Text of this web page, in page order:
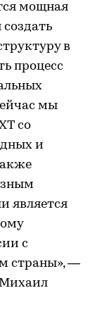
мощная
в
процесс
мы
со
и
является
с
страны», —
Михаил